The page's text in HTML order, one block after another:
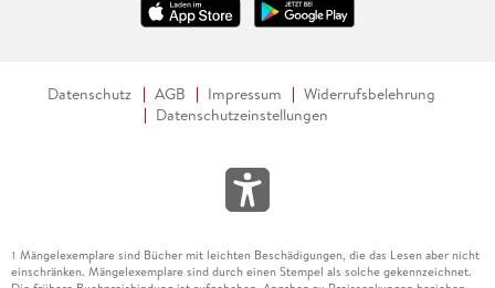
Datenschutz AGB Impressum
Widerrufsbelehrung
Datenschutzeinstellungen
1 Mängelexemplare sind Bücher mit leichten Beschädigungen, die das Lesen aber nicht
einschränken. Mängelexemplare sind durch einen Stempel als solche gekennzeichnet.